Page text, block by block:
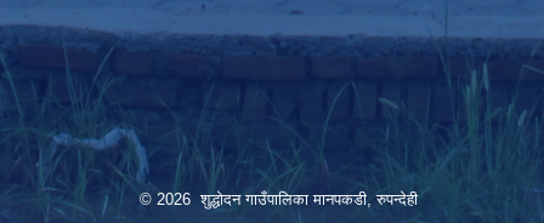
© 2026 शुद्धोदन गाउँपालिका मानपकडी, रुपन्देही